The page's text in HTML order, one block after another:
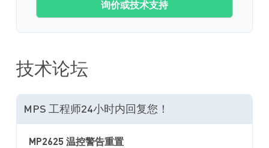
询价或技术支持
技术论坛
MPS 工程师24小时内回复您！
MP2625 温控警告重置